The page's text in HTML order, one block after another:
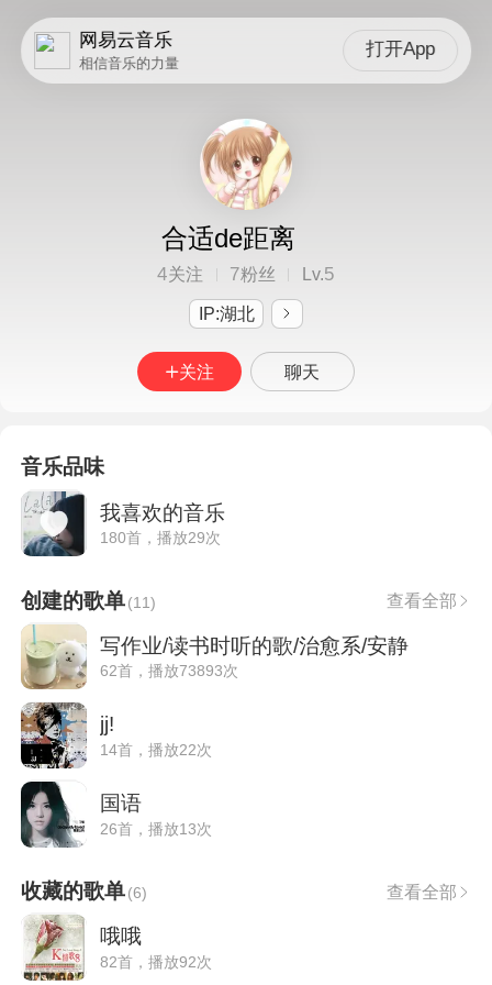
网易云音乐
相信音乐的力量
打开App
合适de距离
4关注 7粉丝 Lv.5
IP:湖北
关注 聊天
音乐品味
我喜欢的音乐
180首，播放29次
创建的歌单(11) 查看全部
写作业/读书时听的歌/治愈系/安静
62首，播放73893次
jj!
14首，播放22次
国语
26首，播放13次
收藏的歌单(6) 查看全部
哦哦
82首，播放92次